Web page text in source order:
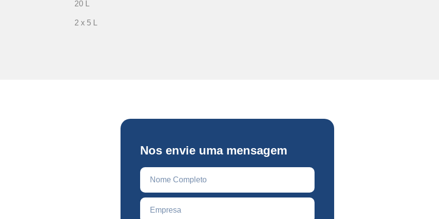
20 L
2 x 5 L
Nos envie uma mensagem